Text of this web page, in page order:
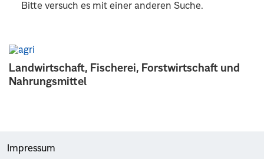
Landwirtschaft, Fischerei, Forstwirtschaft und
Nahrungsmittel
Bitte versuch es mit einer anderen Suche.
Impressum